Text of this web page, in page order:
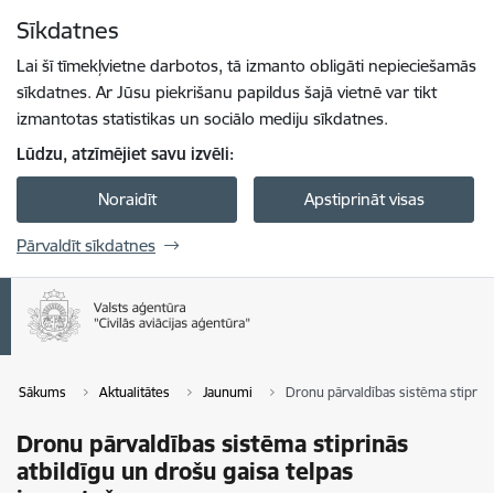
Sīkdatnes
Lai šī tīmekļvietne darbotos, tā izmanto obligāti nepieciešamās
sīkdatnes. Ar Jūsu piekrišanu papildus šajā vietnē var tikt
izmantotas statistikas un sociālo mediju sīkdatnes.
Lūdzu, atzīmējiet savu izvēli:
Noraidīt Apstiprināt visas
Pārvaldīt sīkdatnes
Sākums Aktualitātes Jaunumi Dronu pārvaldības sistēma
Dronu pārvaldības sistēma stiprinās
atbildīgu un drošu gaisa telpas